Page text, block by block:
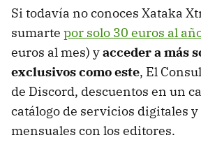
Si todavía no conoces Xataka
sumarte por solo 30 euros al
euros al mes) yacceder a más
exclusivos como este, El
de Discord, descuentos en un
catálogo de servicios digitales
mensuales con los editores.